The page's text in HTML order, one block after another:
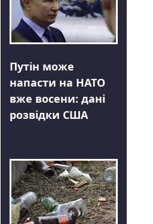
Путін може
напасти на НАТО
вже восени: дані
розвідки США